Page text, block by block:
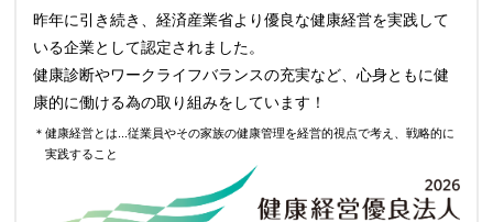
昨年に引き続き、経済産業省より優良な健康経営を実践して
いる企業として認定されました。
健康診断やワークライフバランスの充実など、心身ともに健
康的に働ける為の取り組みをしています！
＊健康経営とは...従業員やその家族の健康管理を経営的視点で考え、戦略的に
実践すること